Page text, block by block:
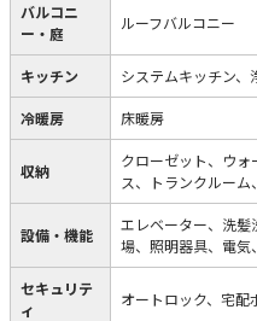
バルコニ
ー・庭
ルーフバルコニー
キッチン システムキッチン
冷暖房 床暖房
収納
クローゼット、ウ
ス、トランクルーム
設備・機能
エレベーター、洗髪
場、照明器具、電気
セキュリテ
ィ
オートロック、宅配